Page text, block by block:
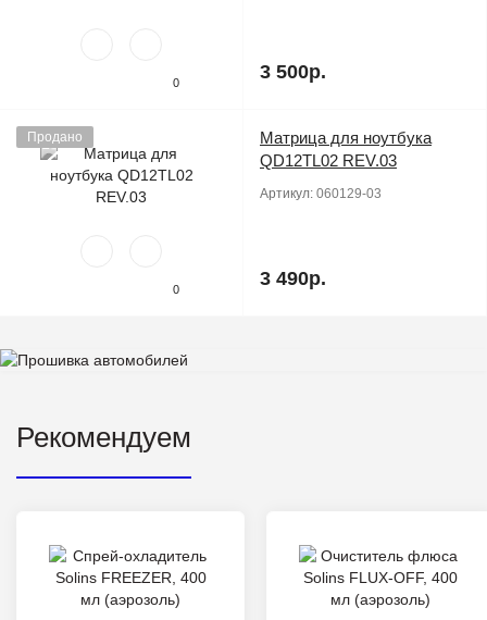
0 3 500р.
Продано
0
Матрица для ноутбука
QD12TL02 REV.03
Артикул: 060129-03
3 490р.
Рекомендуем